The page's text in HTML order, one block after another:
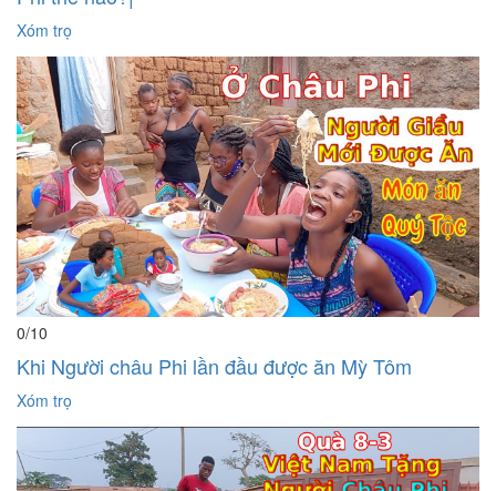
Xóm trọ
0/10
Khi Người châu Phi lần đầu được ăn Mỳ Tôm
Xóm trọ